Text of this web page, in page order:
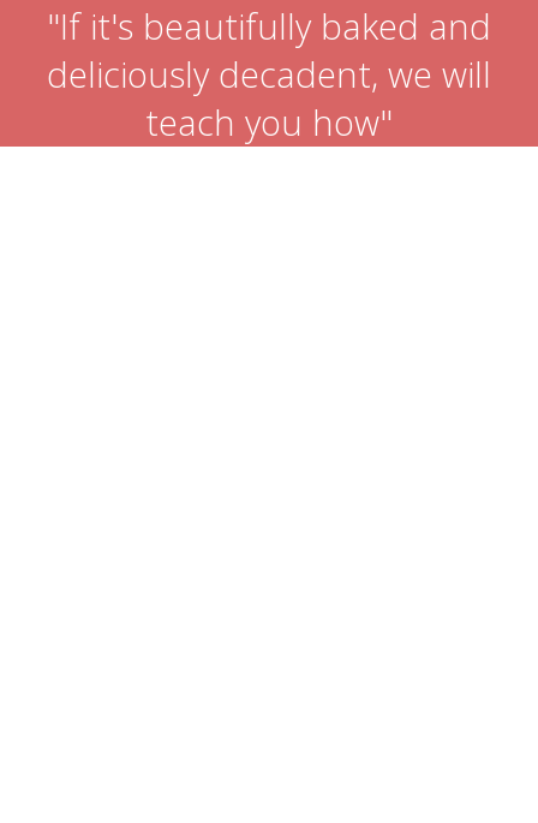
"If it's beautifully baked and
deliciously decadent, we will
teach you how"